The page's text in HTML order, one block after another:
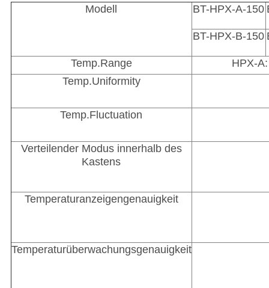
Modell
BT-HPX-A-150
BT-HPX-B-150
Temp.Range
HPX-
Temp.Uniformity
Temp.Fluctuation
Verteilender Modus innerhalb des
Kastens
Temperaturanzeigengenauigkeit
Temperaturüberwachungsgenauigkeit